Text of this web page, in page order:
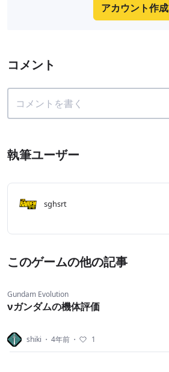
アカウント作成
コメント
執筆ユーザー
sghsrt
このゲームの他の記事
Gundam Evolution
νガンダムの機体評価
shiki ・ 4年前 ・ 1